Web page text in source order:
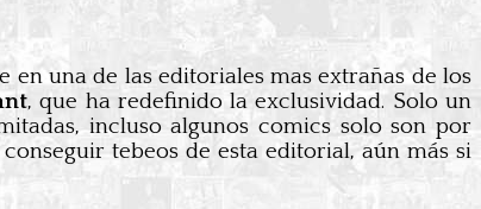
una de las editoriales mas extrañas de los
, que ha redefinido la exclusividad. Solo un
incluso algunos comics solo son por
tebeos de esta editorial, aún más si